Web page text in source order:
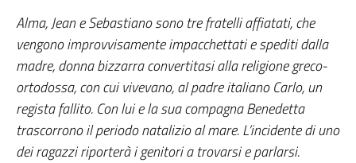
Alma, Jean e Sebastiano sono tre fratelli affiatati, che
vengono improvvisamente impacchettati e spediti dalla
madre, donna bizzarra convertitasi alla religione greco-
ortodossa, con cui vivevano, al padre italiano Carlo, un
regista fallito. Con lui e la sua compagna Benedetta
trascorrono il periodo natalizio al mare. L’incidente di uno
dei ragazzi riporterà i genitori a trovarsi e parlarsi.